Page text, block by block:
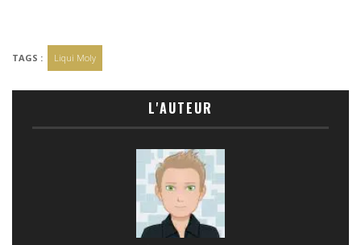
TAGS : Liqui Moly
L'AUTEUR